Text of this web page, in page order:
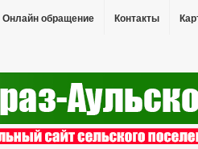
Онлайн обращение Контакты